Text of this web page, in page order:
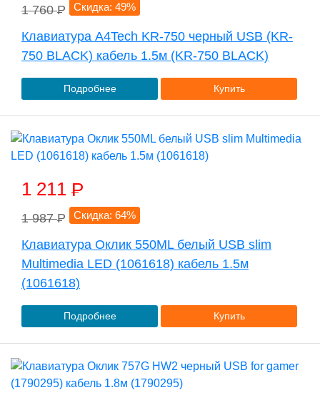
1 760P Скидка: 49%
Клавиатура A4Tech KR-750 черный USB (KR-
750 BLACK) кабель 1.5м (KR-750 BLACK)
Подробнее Купить
1 211 P
1 987P Скидка: 64%
Клавиатура Оклик 550ML белый USB slim
Multimedia LED (1061618) кабель 1.5м
(1061618)
Подробнее Купить